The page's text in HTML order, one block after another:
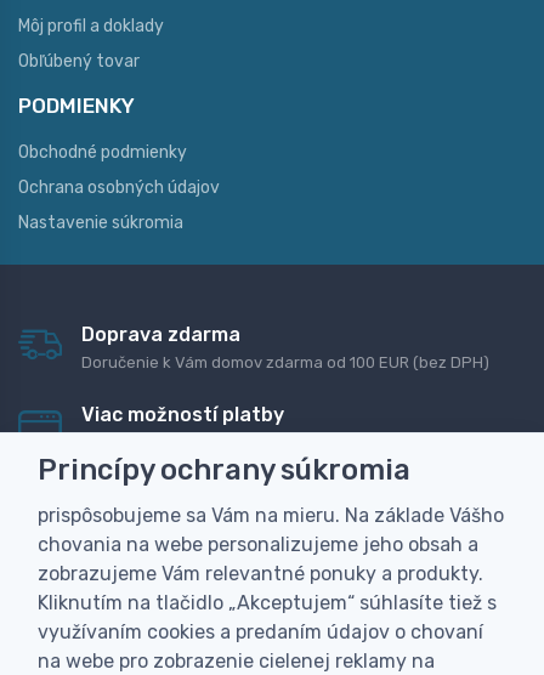
Môj profil a doklady
Obľúbený tovar
PODMIENKY
Obchodné podmienky
Ochrana osobných údajov
Nastavenie súkromia
Doprava zdarma
Doručenie k Vám domov zdarma od 100 EUR (bez DPH)
Viac možností platby
dobierku
Personalizácia
Vyrobíme Vám vlastný originálny darček
Skúsenosť
Široký sortiment, z ktorého Vám pomôžeme vybrať
Princípy ochrany súkromia
prispôsobujeme sa Vám na mieru. Na základe Vášho
chovania na webe personalizujeme jeho obsah a
zobrazujeme Vám relevantné ponuky a produkty.
Kliknutím na tlačidlo „Akceptujem“ súhlasíte tiež s
využívaním cookies a predaním údajov o chovaní
na webe pro zobrazenie cielenej reklamy na